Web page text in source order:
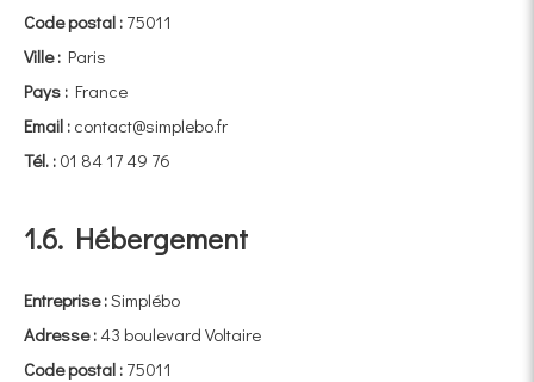
Code postal : 75011
Ville : Paris
Pays : France
Email : contact@simplebo.fr
Tél. : 01 84 17 49 76
1.6. Hébergement
Entreprise :Simplébo
Adresse : 43 boulevard Voltaire
Code postal : 75011